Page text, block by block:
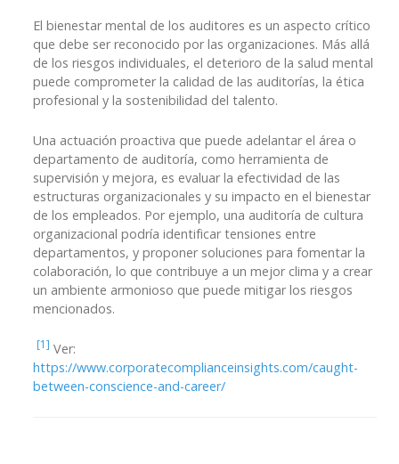
El bienestar mental de los auditores es un aspecto crítico
que debe ser reconocido por las organizaciones. Más allá
de los riesgos individuales, el deterioro de la salud mental
puede comprometer la calidad de las auditorías, la ética
profesional y la sostenibilidad del talento.
Una actuación proactiva que puede adelantar el área o
departamento de auditoría, como herramienta de
supervisión y mejora, es evaluar la efectividad de las
estructuras organizacionales y su impacto en el bienestar
de los empleados. Por ejemplo, una auditoría de cultura
organizacional podría identificar tensiones entre
departamentos, y proponer soluciones para fomentar la
colaboración, lo que contribuye a un mejor clima y a crear
un ambiente armonioso que puede mitigar los riesgos
mencionados.
[1] Ver:
https://www.corporatecomplianceinsights.com/caught-
between-conscience-and-career/